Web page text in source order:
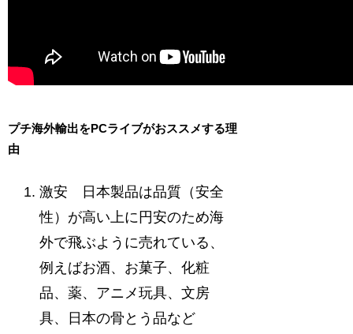
プチ海外輸出をPCライブがおススメする理
由
激安 日本製品は品質（安全
性）が高い上に円安のため海
外で飛ぶように売れている、
例えばお酒、お菓子、化粧
品、薬、アニメ玩具、文房
具、日本の骨とう品など